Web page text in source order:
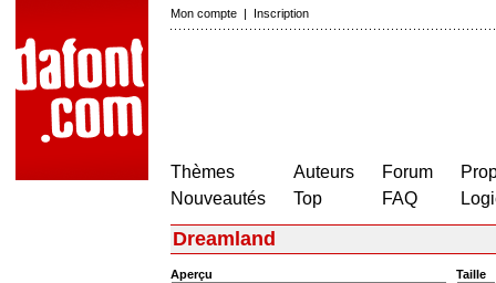
Mon compte | Inscription
Thèmes
Nouveautés
Auteurs
Top
Forum
FAQ
Dreamland
Aperçu Taille